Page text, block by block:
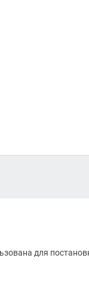
для